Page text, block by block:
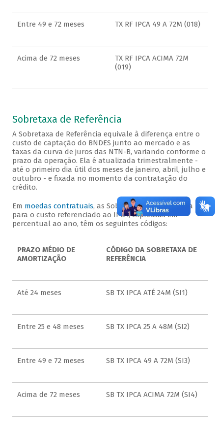
Entre 49 e 72 meses TX RF IPCA 49 A 72M (018)
Acima de 72 meses
TX RF IPCA ACIMA 72M
(019)
Sobretaxa de Referência
A Sobretaxa de Referência equivale à diferença entre o
custo de captação do BNDES junto ao mercado e as
taxas da curva de juros das NTN-B, variando conforme o
prazo da operação. Ela é atualizada trimestralmente -
até o primeiro dia útil dos meses de janeiro, abril, julho e
outubro - e fixada no momento da contratação do
crédito.
Em moedas contratuais, as Sobretaxas de Referência
para o custo referenciado ao IPCA, expressas em
percentual ao ano, têm os seguintes códigos:
PRAZO MÉDIO DE
AMORTIZAÇÃO
CÓDIGO DA SOBRETAXA DE
REFERÊNCIA
Até 24 meses SB TX IPCA ATÉ 24M (SI1)
Entre 25 e 48 meses SB TX IPCA 25 A 48M (SI2)
Entre 49 e 72 meses SB TX IPCA 49 A 72M (SI3)
Acima de 72 meses SB TX IPCA ACIMA 72M (SI4)